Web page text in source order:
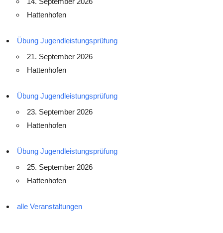
Hattenhofen
Übung Jugendleistungsprüfung
21. September 2026
Hattenhofen
Übung Jugendleistungsprüfung
23. September 2026
Hattenhofen
Übung Jugendleistungsprüfung
25. September 2026
Hattenhofen
alle Veranstaltungen